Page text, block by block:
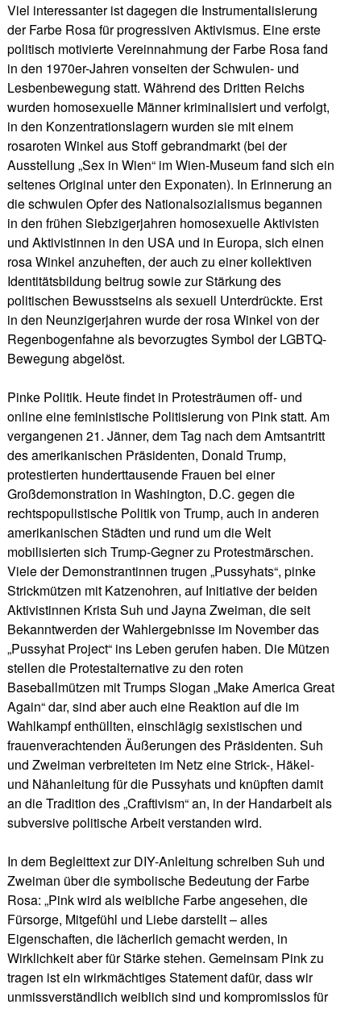
Viel interessanter ist dagegen die Instrumentalisierung
der Farbe Rosa für progressiven Aktivismus. Eine erste
politisch motivierte Vereinnahmung der Farbe Rosa fand
in den 1970er-Jahren vonseiten der Schwulen- und
Lesbenbewegung statt. Während des Dritten Reichs
wurden homosexuelle Männer kriminalisiert und verfolgt,
in den Konzentrationslagern wurden sie mit einem
rosaroten Winkel aus Stoff gebrandmarkt (bei der
Ausstellung „Sex in Wien“ im Wien-Museum fand sich ein
seltenes Original unter den Exponaten). In Erinnerung an
die schwulen Opfer des Nationalsozialismus begannen
in den frühen Siebzigerjahren homosexuelle Aktivisten
und Aktivistinnen in den USA und in Europa, sich einen
rosa Winkel anzuheften, der auch zu einer kollektiven
Identitätsbildung beitrug sowie zur Stärkung des
politischen Bewusstseins als sexuell Unterdrückte. Erst
in den Neunzigerjahren wurde der rosa Winkel von der
Regenbogenfahne als bevorzugtes Symbol der LGBTQ-
Bewegung abgelöst.
Pinke Politik. Heute findet in Protesträumen off- und
online eine feministische Politisierung von Pink statt. Am
vergangenen 21. Jänner, dem Tag nach dem Amtsantritt
des amerikanischen Präsidenten, Donald Trump,
protestierten hunderttausende Frauen bei einer
Großdemonstration in Washington, D.C. gegen die
rechtspopulistische Politik von Trump, auch in anderen
amerikanischen Städten und rund um die Welt
mobilisierten sich Trump-Gegner zu Protestmärschen.
Viele der Demonstrantinnen trugen „Pussyhats“, pinke
Strickmützen mit Katzenohren, auf Initiative der beiden
Aktivistinnen Krista Suh und Jayna Zweiman, die seit
Bekanntwerden der Wahlergebnisse im November das
„Pussyhat Project“ ins Leben gerufen haben. Die Mützen
stellen die Protestalternative zu den roten
Baseballmützen mit Trumps Slogan „Make America Great
Again“ dar, sind aber auch eine Reaktion auf die im
Wahlkampf enthüllten, einschlägig sexistischen und
frauenverachtenden Äußerungen des Präsidenten. Suh
und Zweiman verbreiteten im Netz eine Strick-, Häkel-
und Nähanleitung für die Pussyhats und knüpften damit
an die Tradition des „Craftivism“ an, in der Handarbeit als
subversive politische Arbeit verstanden wird.
In dem Begleittext zur DIY-Anleitung schreiben Suh und
Zweiman über die symbolische Bedeutung der Farbe
Rosa: „Pink wird als weibliche Farbe angesehen, die
Fürsorge, Mitgefühl und Liebe darstellt – alles
Eigenschaften, die lächerlich gemacht werden, in
Wirklichkeit aber für Stärke stehen. Gemeinsam Pink zu
tragen ist ein wirkmächtiges Statement dafür, dass wir
unmissverständlich weiblich sind und kompromisslos für